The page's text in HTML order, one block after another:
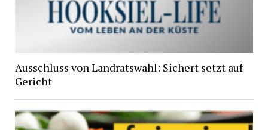
Ausschluss von Landratswahl: Sichert setzt auf
Gericht